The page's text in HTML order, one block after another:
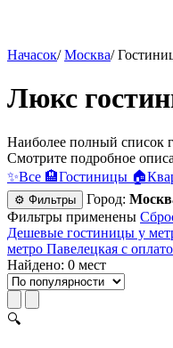
Начасок/ Москва/
Люкс
Наиболее полный список
Смотрите подробное
✨Все 🏨Гостиницы 🏠
⚙ Фильтры Город:
Фильтры применены
Дешевые гостиницы у
метро Павелецкая с
Найдено: 0 мест
🔍